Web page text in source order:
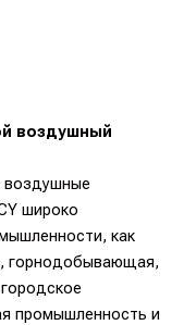
воздушный
воздушные
широко
как
горнодобывающая,
промышленность и